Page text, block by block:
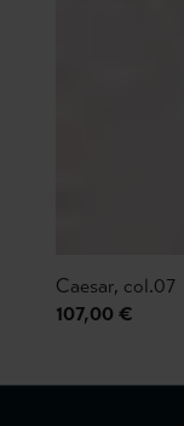
Caesar, col.07
107,00 €